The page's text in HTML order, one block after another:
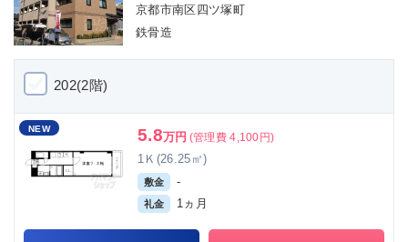
京都市南区四ツ塚町
鉄骨造
202(2階)
NEW 5.8万円 (管理費 4,100円)
1Ｋ(26.25㎡)
敷金 -
礼金 1ヵ月